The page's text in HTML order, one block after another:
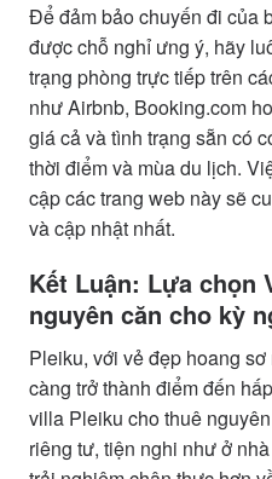
Để đảm bảo chuyến đi của
được chỗ nghỉ ưng ý, hãy
trạng phòng trực tiếp trên
như Airbnb, Booking.com
giá cả và tình trạng sẵn có
thời điểm và mùa du lịch.
cập các trang web này sẽ
và cập nhật nhất.
Kết Luận: Lựa chọn
nguyên căn cho kỳ
Pleiku, với vẻ đẹp hoang
càng trở thành điểm đến
villa Pleiku cho thuê
riêng tư, tiện nghi như ở